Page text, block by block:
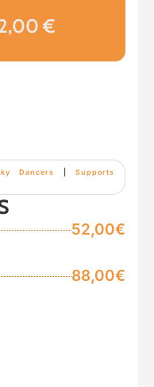
€
Dancers |Supports
52,00€
88,00€